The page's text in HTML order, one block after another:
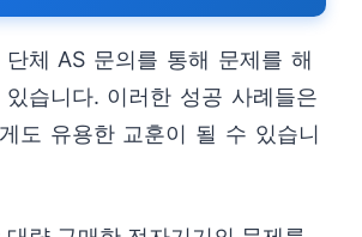
체 AS 문의를 통해 문제를 해
습니다. 이러한 성공 사례들은
도 유용한 교훈이 될 수 있습니